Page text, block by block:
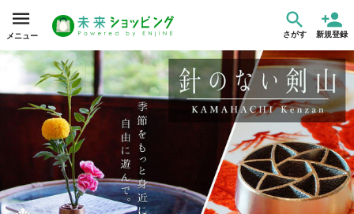
メニュー さがす 新規登録